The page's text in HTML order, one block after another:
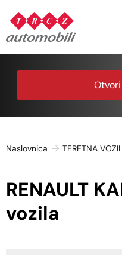
Naslovnica TERETNA
RENAULT
vozila